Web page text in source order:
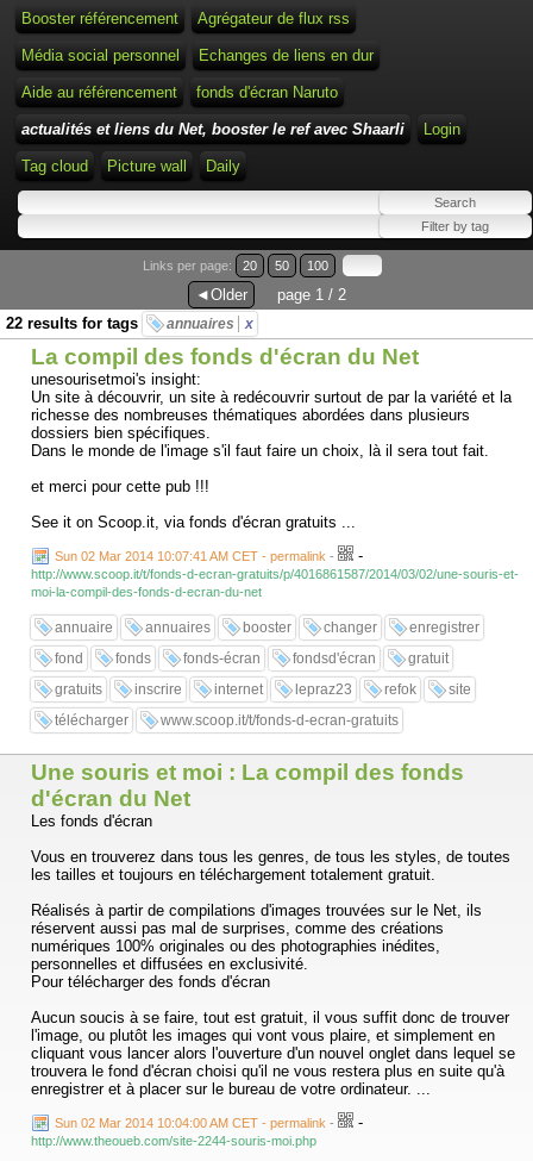
Booster référencement Agrégateur de flux rss
Média social personnel Echanges de liens en dur
Aide au référencement fonds d'écran Naruto
actualités et liens du Net, booster le ref avec Shaarli Login
Tag cloud Picture wall Daily
Links per page: 20 50 100
◄Older
page 1 / 2
22 results for tags
annuaires x
La compil des fonds d'écran du Net
unesourisetmoi's insight:
Un site à découvrir, un site à redécouvrir surtout de par la variété et la
richesse des nombreuses thématiques abordées dans plusieurs
dossiers bien spécifiques.
Dans le monde de l'image s'il faut faire un choix, là il sera tout fait.
et merci pour cette pub !!!
See it on Scoop.it, via fonds d'écran gratuits ...
Sun 02 Mar 2014 10:07:41 AM CET - permalink - -
http://www.scoop.it/t/fonds-d-ecran-gratuits/p/4016861587/2014/03/02/une-souris-et-
moi-la-compil-des-fonds-d-ecran-du-net
annuaire annuaires booster changer
enregistrer
fond
fonds fonds-écran fondsd'écran
gratuit
gratuits
inscrire internet lepraz23 refok
site
télécharger
www.scoop.it/t/fonds-d-ecran-gratuits
Une souris et moi : La compil des fonds
d'écran du Net
Les fonds d'écran
Vous en trouverez dans tous les genres, de tous les styles, de toutes
les tailles et toujours en téléchargement totalement gratuit.
Réalisés à partir de compilations d'images trouvées sur le Net, ils
réservent aussi pas mal de surprises, comme des créations
numériques 100% originales ou des photographies inédites,
personnelles et diffusées en exclusivité.
Pour télécharger des fonds d'écran
Aucun soucis à se faire, tout est gratuit, il vous suffit donc de trouver
l'image, ou plutôt les images qui vont vous plaire, et simplement en
cliquant vous lancer alors l'ouverture d'un nouvel onglet dans lequel se
trouvera le fond d'écran choisi qu'il ne vous restera plus en suite qu'à
enregistrer et à placer sur le bureau de votre ordinateur. ...
Sun 02 Mar 2014 10:04:00 AM CET - permalink - -
http://www.theoueb.com/site-2244-souris-moi.php